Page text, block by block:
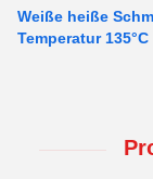
Weiße heiße
Temperatur 135°C